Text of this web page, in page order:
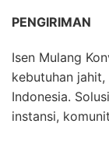
PENGIRIMAN
Isen Mulang
kebutuhan
Indonesia.
instansi,